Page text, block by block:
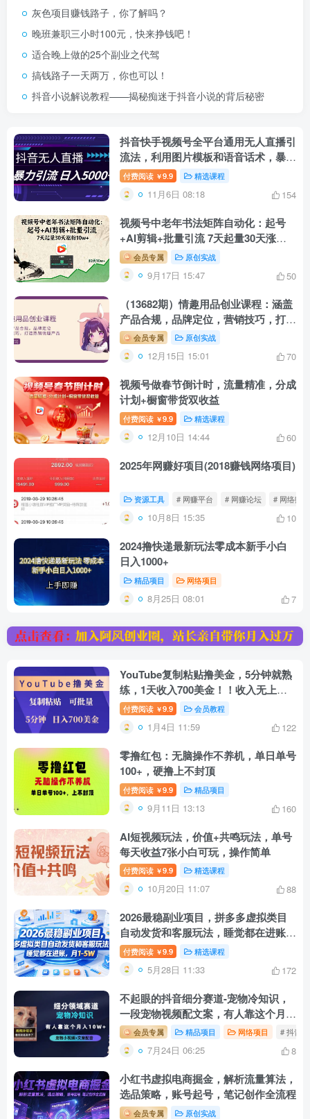
灰色项目赚钱路子，你了解吗？
晚班兼职三小时100元，快来挣钱吧！
适合晚上做的25个副业之代驾
搞钱路子一天两万，你也可以！
抖音小说解说教程——揭秘痴迷于抖音小说的背后秘密
抖音快手视频号全平台通用无人直播引
流法，利用图片模板和语音话术，暴力
日引流100+创业粉【揭秘】
付费阅读 ￥9.9 精选课程
11月6日 08:18 154
视频号中老年书法矩阵自动化：起号
+AI剪辑+批量引流 7天起量30天涨粉
10w+会员专属 原创实战
9月17日 15:47 50
（13682期）情趣用品创业课程：涵盖
产品合规，品牌定位，营销技巧，打造
热销情趣产品
会员专属 原创实战
12月15日 15:01 70
视频号做春节倒计时，流量精准，分成
计划+橱窗带货双收益
付费阅读 ￥9.9 精选课程
12月10日 14:44 60
2025年网赚好项目(2018赚钱网络项目)
资源工具 # 网赚平台 # 网赚论坛 # 网络赚钱
10月8日 15:35 10
2024撸快递最新玩法零成本新手小白
日入1000+
精品项目 网络项目
8月25日 08:01 7
YouTube复制粘贴撸美金，5分钟就熟
练，1天收入700美金！！收入无上
限，可批量！
付费阅读 ￥9.9 会员教程
1月4日 11:59 122
零撸红包：无脑操作不养机，单日单号
100+，硬撸上不封顶
付费阅读 ￥9.9 精品项目
9月11日 13:13 160
AI短视频玩法，价值+共鸣玩法，单号
每天收益7张小白可玩，操作简单
付费阅读 ￥9.9 精选课程
10月20日 11:07 88
2026最稳副业项目，拼多多虚拟类目
自动发货和客服玩法，睡觉都在进账，
月1-5W【揭秘】
付费阅读 ￥9.9 精选课程
5月28日 11:33 172
不起眼的抖音细分赛道-宠物冷知识，
一段宠物视频配文案，有人靠这个月入
10w会员专属 精品项目 网络项目 # 抖音
7月24日 06:25 8
小红书虚拟电商掘金，解析流量算法，
选品策略，账号起号，笔记创作全流程
会员专属 原创实战